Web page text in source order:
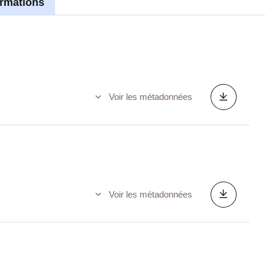
Voir les métadonnées
Voir les métadonnées